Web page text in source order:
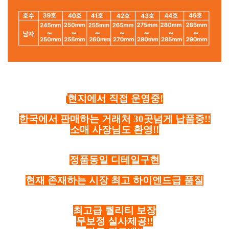
현지에서 직접 운영중!
한국에서 판매하는 거래처 30곳넘게 납품중!!
소매 사장님도 환영!!
정품동일 디테일구현
현재 존재하는 시장 최고 하이엔드급 품질
최고급 퀄리티 보장
무보정 실사제공!!